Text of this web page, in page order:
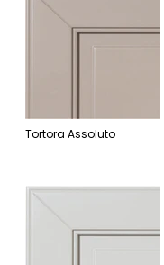
Tortora Assoluto